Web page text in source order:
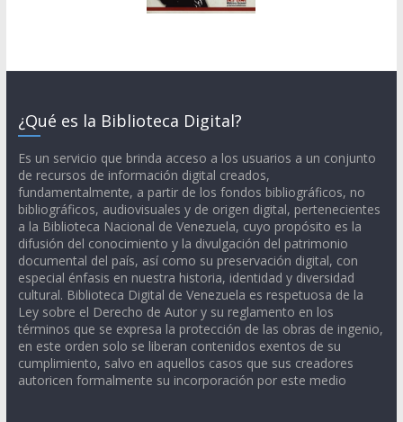
¿Qué es la Biblioteca Digital?
Es un servicio que brinda acceso a los usuarios a un conjunto
de recursos de información digital creados,
fundamentalmente, a partir de los fondos bibliográficos, no
bibliográficos, audiovisuales y de origen digital, pertenecientes
a la Biblioteca Nacional de Venezuela, cuyo propósito es la
difusión del conocimiento y la divulgación del patrimonio
documental del país, así como su preservación digital, con
especial énfasis en nuestra historia, identidad y diversidad
cultural. Biblioteca Digital de Venezuela es respetuosa de la
Ley sobre el Derecho de Autor y su reglamento en los
términos que se expresa la protección de las obras de ingenio,
en este orden solo se liberan contenidos exentos de su
cumplimiento, salvo en aquellos casos que sus creadores
autoricen formalmente su incorporación por este medio